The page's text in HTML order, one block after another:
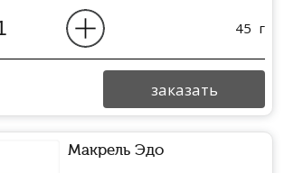
45 г
заказать
Макрель Эдо